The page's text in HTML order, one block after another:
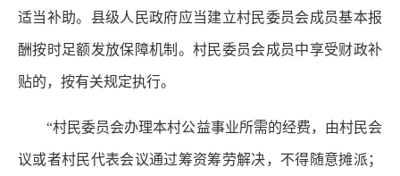
适当补助。县级人民政府应当建立村民委员会成员基本报
酬按时足额发放保障机制。村民委员会成员中享受财政补
贴的，按有关规定执行。
“村民委员会办理本村公益事业所需的经费，由村民会
议或者村民代表会议通过筹资筹劳解决，不得随意摊派；